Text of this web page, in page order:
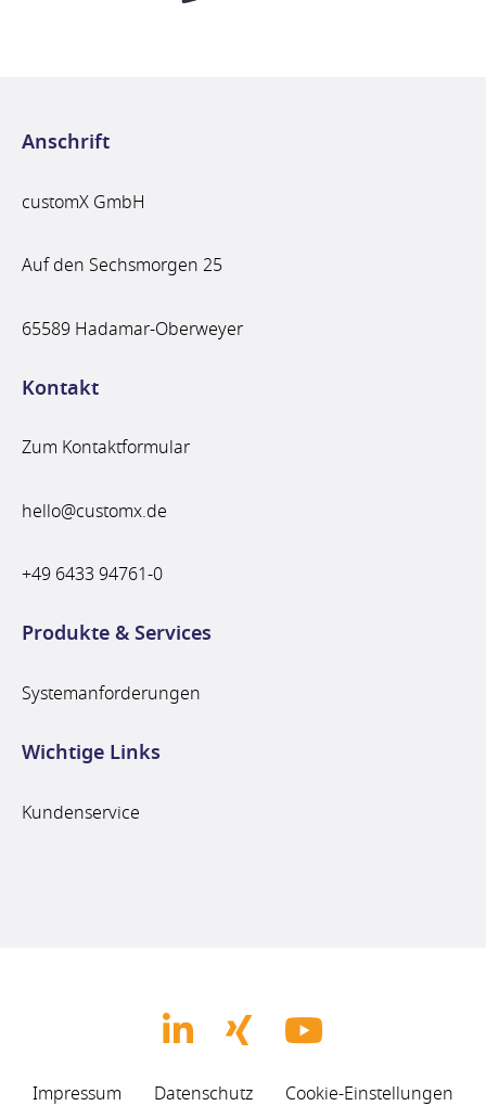
Anschrift
customX GmbH
Auf den Sechsmorgen 25
65589 Hadamar-Oberweyer
Kontakt
Zum Kontaktformular
hello@customx.de
+49 6433 94761-0
Produkte & Services
Systemanforderungen
Wichtige Links
Kundenservice
Impressum Datenschutz Cookie-Einstellungen